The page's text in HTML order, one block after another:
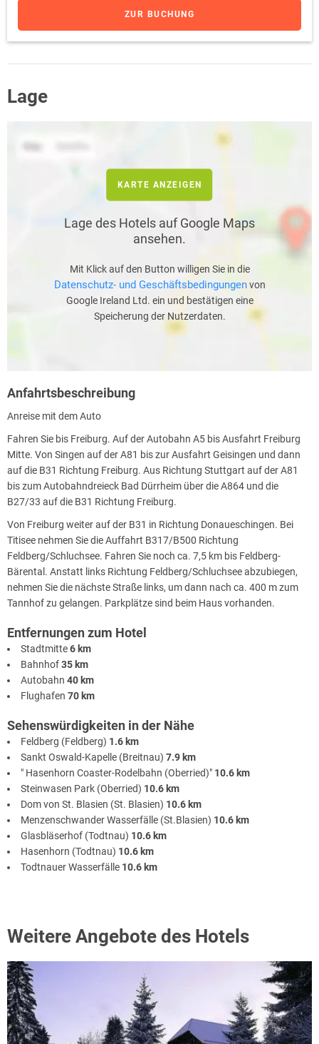
ZUR BUCHUNG
Lage
KARTE ANZEIGEN
Lage des Hotels auf Google Maps
ansehen.
Mit Klick auf den Button willigen Sie in die
Datenschutz- und Geschäftsbedingungenvon
Google Ireland Ltd. ein und bestätigen eine
Speicherung der Nutzerdaten.
Anfahrtsbeschreibung
Anreise mit dem Auto
Fahren Sie bis Freiburg. Auf der Autobahn A5 bis Ausfahrt Freiburg
Mitte. Von Singen auf der A81 bis zur Ausfahrt Geisingen und dann
auf die B31 Richtung Freiburg. Aus Richtung Stuttgart auf der A81
bis zum Autobahndreieck Bad Dürrheim über die A864 und die
B27/33 auf die B31 Richtung Freiburg.
Von Freiburg weiter auf der B31 in Richtung Donaueschingen. Bei
Titisee nehmen Sie die Auffahrt B317/B500 Richtung
Feldberg/Schluchsee. Fahren Sie noch ca. 7,5 km bis Feldberg-
Bärental. Anstatt links Richtung Feldberg/Schluchsee abzubiegen,
nehmen Sie die nächste Straße links, um dann nach ca. 400 m zum
Tannhof zu gelangen. Parkplätze sind beim Haus vorhanden.
Entfernungen zum Hotel
Stadtmitte6 km
Bahnhof35 km
Autobahn 40 km
Flughafen 70 km
Sehenswürdigkeiten in der Nähe
Feldberg (Feldberg) 1.6 km
Sankt Oswald-Kapelle (Breitnau) 7.9 km
" Hasenhorn Coaster-Rodelbahn (Oberried)" 10.6 km
Steinwasen Park (Oberried) 10.6 km
Dom von St. Blasien (St. Blasien) 10.6 km
Menzenschwander Wasserfälle (St.Blasien) 10.6 km
Glasbläserhof (Todtnau) 10.6 km
Hasenhorn (Todtnau) 10.6 km
Todtnauer Wasserfälle 10.6 km
Weitere Angebote des Hotels